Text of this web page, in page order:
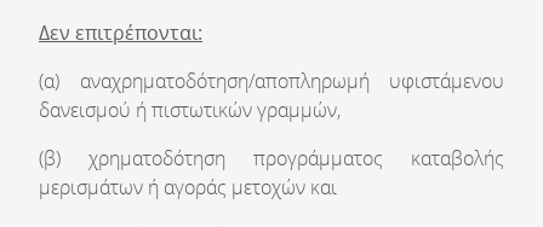
Δεν επιτρέπονται:
(α) αναχρηματοδότηση/αποπληρωμή υφιστάμενου
δανεισμού ή πιστωτικών γραμμών,
(β) χρηματοδότηση προγράμματος καταβολής
μερισμάτων ή αγοράς μετοχών και